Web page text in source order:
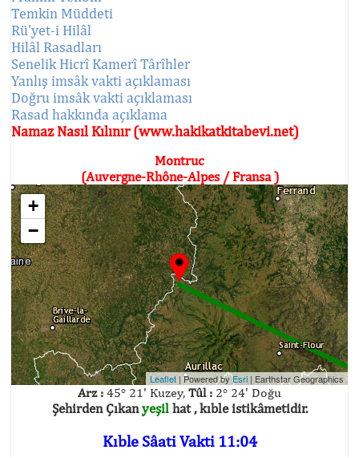
Temkin Müddeti
Rü'yet-i Hilâl
Hilâl Rasadları
Senelik Hicrî Kamerî Târîhler
Yanlış imsâk vakti açıklaması
Doğru imsâk vakti açıklaması
Rasad hakkında açıklama
Namaz Nasıl Kılınır (www.hakikatkitabevi.net)
Montruc
(Auvergne-Rhône-Alpes / Fransa )
+
−
Leaflet | Powered byEsri | Earthstar Geographics
Arz : 45° 21' Kuzey, Tûl : 2° 24' Doğu
Şehirden Çıkanyeşilhat , kıble istikâmetidir.
Kıble Sâati Vakti 11:04